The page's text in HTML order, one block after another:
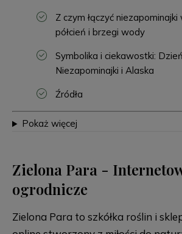
Z czym łączyć
półcień i brzegi wody
Symbolika i ciekawostki:
Niezapominajki i Alaska
Źródła
Pokaż więcej
Zielona Para -
ogrodnicze
Zielona Para to szkółka roślin i